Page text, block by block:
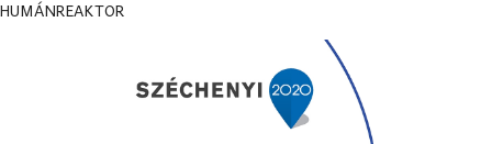
HUMÁNREAKTOR